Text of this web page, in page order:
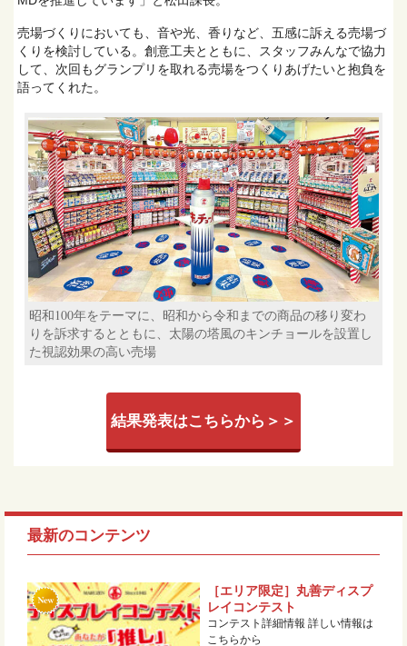
売場づくりにおいても、音や光、香りなど、五感に訴える売場づ
くりを検討している。創意工夫とともに、スタッフみんなで協力
して、次回もグランプリを取れる売場をつくりあげたいと抱負を
語ってくれた。
昭和100年をテーマに、昭和から令和までの商品の移り変わ
りを訴求するとともに、太陽の塔風のキンチョールを設置し
た視認効果の高い売場
結果発表はこちらから＞＞
最新のコンテンツ
［エリア限定］丸善ディスプ
レイコンテスト
コンテスト詳細情報 詳しい情報は
こちらから